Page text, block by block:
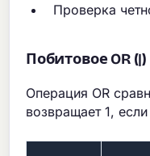
Проверка
Побитовое OR (|)
Операция OR
возвращает 1, если